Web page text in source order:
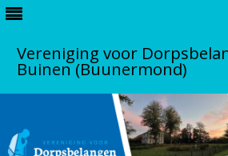
Vereniging voor
Buinen (Buunermond)